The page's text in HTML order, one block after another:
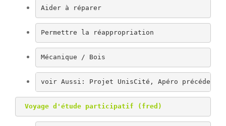
Aider à réparer
Permettre la réappropriation
Mécanique / Bois
voir Aussi: Projet UnisCité, Apéro précédent
Voyage d'étude participatif (fred)